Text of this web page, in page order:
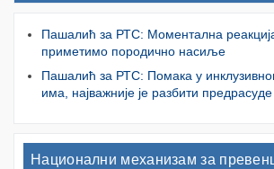
Пашалић за РТС: Моментална
приметимо породично насиље
Пашалић за РТС: Помака у
има, најважније је разбити предрасуде
Национални механизам за